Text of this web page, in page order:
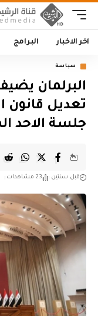
اخر الاخبار البرامج
سياسة
البرلمان
تعديل قانون
جلسة الاحد
قبل سنتين 23 مشاهدات